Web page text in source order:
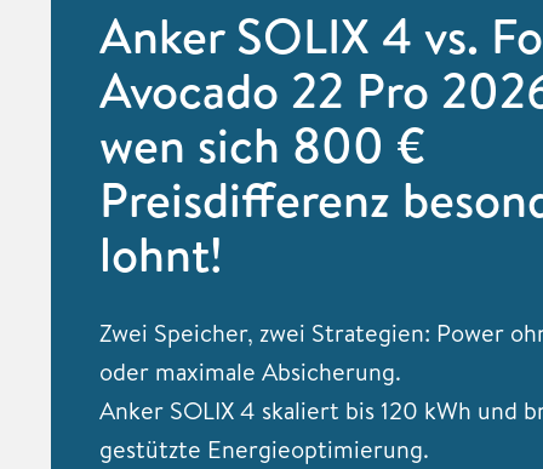
Anker SOLIX 4 vs.
Avocado 22 Pro
wen sich 800 €
Preisdifferenz
lohnt!
Zwei Speicher, zwei Strategien: Power
oder maximale Absicherung.
Anker SOLIX 4 skaliert bis 120 kWh und
gestützte Energieoptimierung.